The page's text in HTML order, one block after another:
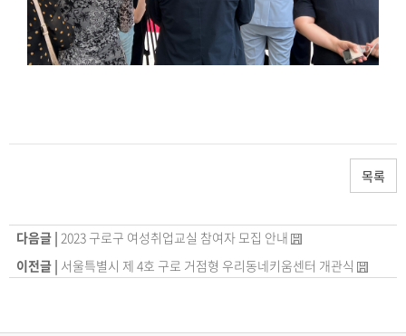
목록
다음글 | 2023 구로구 여성취업교실 참여자 모집 안내
이전글 | 서울특별시 제 4호 구로 거점형 우리동네키움센터 개관식